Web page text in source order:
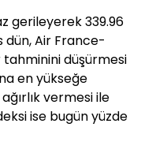
gerileyerek 339.96
dün, Air France-
düşürmesi
en yükseğe
vermesi ile
ise bugün yüzde